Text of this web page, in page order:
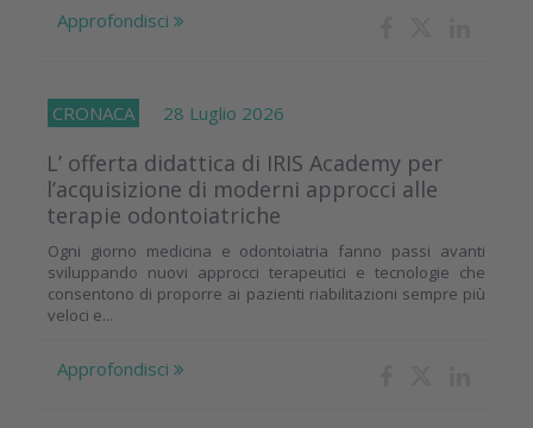
Approfondisci
CRONACA 28 Luglio 2026
L’ offerta didattica di IRIS Academy per
l’acquisizione di moderni approcci alle
terapie odontoiatriche
Ogni giorno medicina e odontoiatria fanno passi avanti
sviluppando nuovi approcci terapeutici e tecnologie che
consentono di proporre ai pazienti riabilitazioni sempre più
veloci e...
Approfondisci